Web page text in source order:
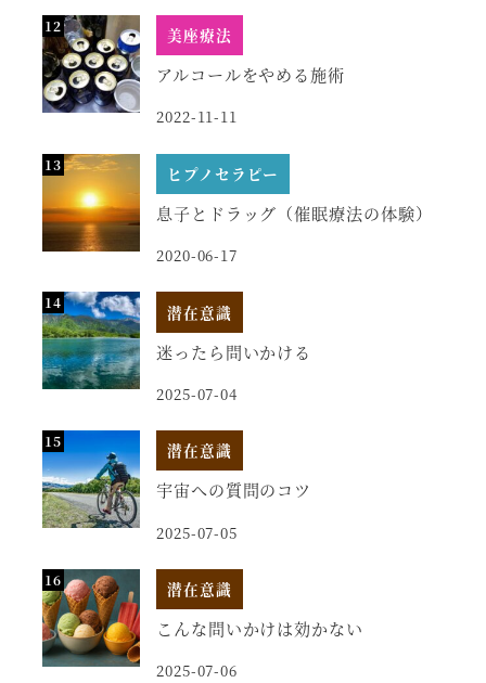
美座療法
アルコールをやめる施術
2022-11-11
ヒプノセラピー
息子とドラッグ（催眠療法の体験）
2020-06-17
潜在意識
迷ったら問いかける
2025-07-04
潜在意識
宇宙への質問のコツ
2025-07-05
潜在意識
こんな問いかけは効かない
2025-07-06